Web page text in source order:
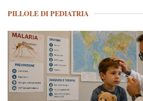
PILLOLE DI PEDIATRIA